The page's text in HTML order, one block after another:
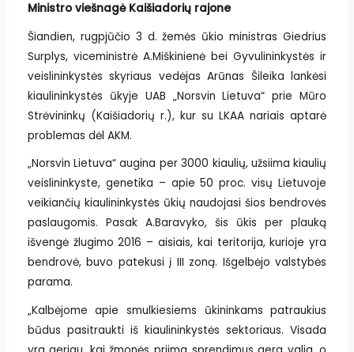
Ministro viešnagė Kaišiadorių rajone
Šiandien, rugpjūčio 3 d. žemės ūkio ministras Giedrius
Surplys, viceministrė A.Miškinienė bei Gyvulininkystės ir
veislininkystės skyriaus vedėjas Arūnas Šileika lankėsi
kiaulininkystės ūkyje UAB „Norsvin Lietuva“ prie Mūro
Strėvininkų (Kaišiadorių r.), kur su LKAA nariais aptarė
problemas dėl AKM.
„Norsvin Lietuva“ augina per 3000 kiaulių, užsiima kiaulių
veislininkyste, genetika – apie 50 proc. visų Lietuvoje
veikiančių kiaulininkystės ūkių naudojasi šios bendrovės
paslaugomis. Pasak A.Baravyko, šis ūkis per plauką
išvengė žlugimo 2016 – aisiais, kai teritorija, kurioje yra
bendrovė, buvo patekusi į III zoną. Išgelbėjo valstybės
parama.
„Kalbėjome apie smulkiesiems ūkininkams patraukius
būdus pasitraukti iš kiaulininkystės sektoriaus. Visada